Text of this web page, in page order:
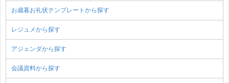
お歳暮お礼状テンプレートから探す
レジュメから探す
アジェンダから探す
会議資料から探す